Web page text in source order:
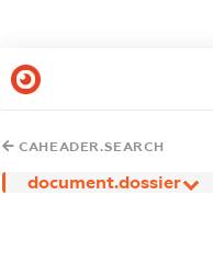
CAHEADER.SEARCH
document.dossier